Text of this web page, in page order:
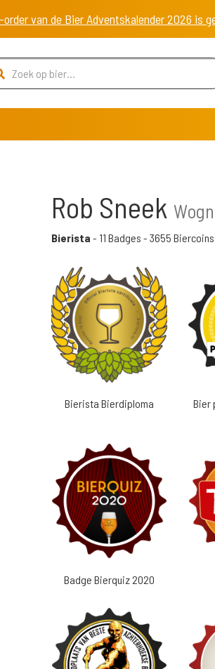
order van de Bier Adventskalender 2026 is
Rob Sneek
Bierista - 11 Badges - 3655 Biercoins
Bierista Bierdiploma Bier
Badge Bierquiz 2020